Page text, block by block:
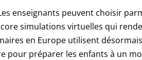
enseignants peuvent choisir
simulations virtuelles qui
en Europe utilisent
pour préparer les enfants à un